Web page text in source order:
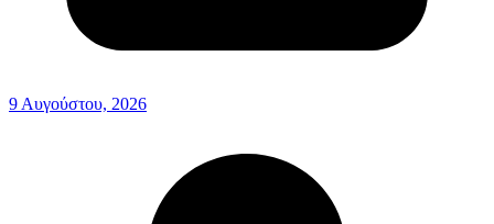
9 Αυγούστου, 2026